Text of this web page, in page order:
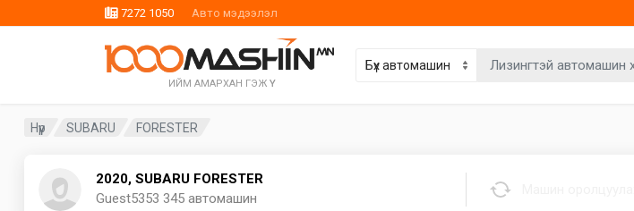
7272 1050 Авто мэдээлэл
ИЙМ АМАРХАН ГЭЖ ҮҮ
Нүүр SUBARU FORESTER
2020, SUBARU FORESTER
Guest5353 345 автомашин